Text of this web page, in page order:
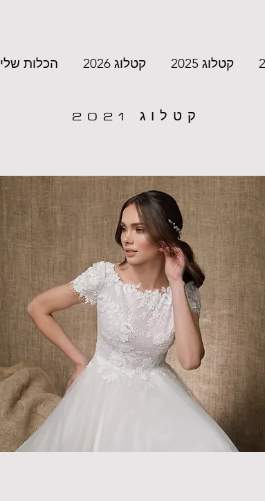
הכלות שלי קטלוג 2026 קטלוג 2025
קטלוג 2021